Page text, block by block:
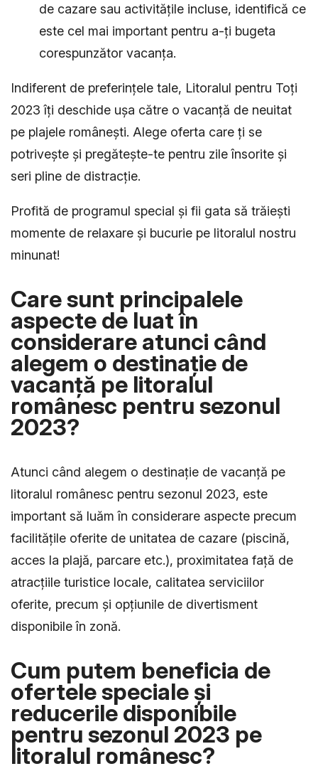
de cazare sau activitățile incluse, identifică ce
este cel mai important pentru a-ți bugeta
corespunzător vacanța.
Indiferent de preferințele tale, Litoralul pentru Toți
2023 îți deschide ușa către o vacanță de neuitat
pe plajele românești. Alege oferta care ți se
potrivește și pregătește-te pentru zile însorite și
seri pline de distracție.
Profită de programul special și fii gata să trăiești
momente de relaxare și bucurie pe litoralul nostru
minunat!
Care sunt principalele
aspecte de luat în
considerare atunci când
alegem o destinație de
vacanță pe litoralul
românesc pentru sezonul
2023?
Atunci când alegem o destinație de vacanță pe
litoralul românesc pentru sezonul 2023, este
important să luăm în considerare aspecte precum
facilitățile oferite de unitatea de cazare (piscină,
acces la plajă, parcare etc.), proximitatea față de
atracțiile turistice locale, calitatea serviciilor
oferite, precum și opțiunile de divertisment
disponibile în zonă.
Cum putem beneficia de
ofertele speciale și
reducerile disponibile
pentru sezonul 2023 pe
litoralul românesc?